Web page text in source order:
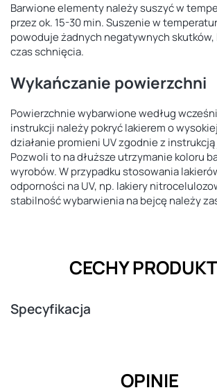
Barwione elementy należy suszyć w
przez ok. 15-30 min. Suszenie w
powoduje żadnych negatywnych skutków,
czas schnięcia.
Wykańczanie powierzchni
Powierzchnie wybarwione według
instrukcji należy pokryć lakierem o
działanie promieni UV zgodnie z
Pozwoli to na dłuższe utrzymanie koloru
wyrobów. W przypadku stosowania
odporności na UV, np. lakiery
stabilność wybarwienia na bejcę należy
CECHY
Specyfikacja
OPINIE